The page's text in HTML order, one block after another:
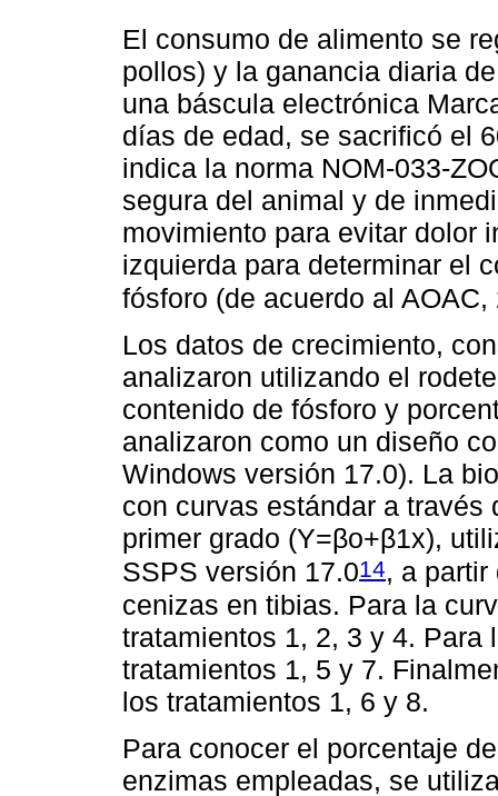
El consumo de alimento se
pollos) y la ganancia diaria
una báscula electrónica
días de edad, se sacrificó el
indica la norma NOM-033-
segura del animal y de
movimiento para evitar dolor
izquierda para determinar el
fósforo (de acuerdo al AOAC,
Los datos de crecimiento,
analizaron utilizando el
contenido de fósforo y
analizaron como un diseño
Windows versión 17.0). La
con curvas estándar a
primer grado (Y=βo+β1x),
SSPS versión 17.014, a
cenizas en tibias. Para la
tratamientos 1, 2, 3 y 4. Para
tratamientos 1, 5 y 7.
los tratamientos 1, 6 y 8.
Para conocer el porcentaje
enzimas empleadas, se